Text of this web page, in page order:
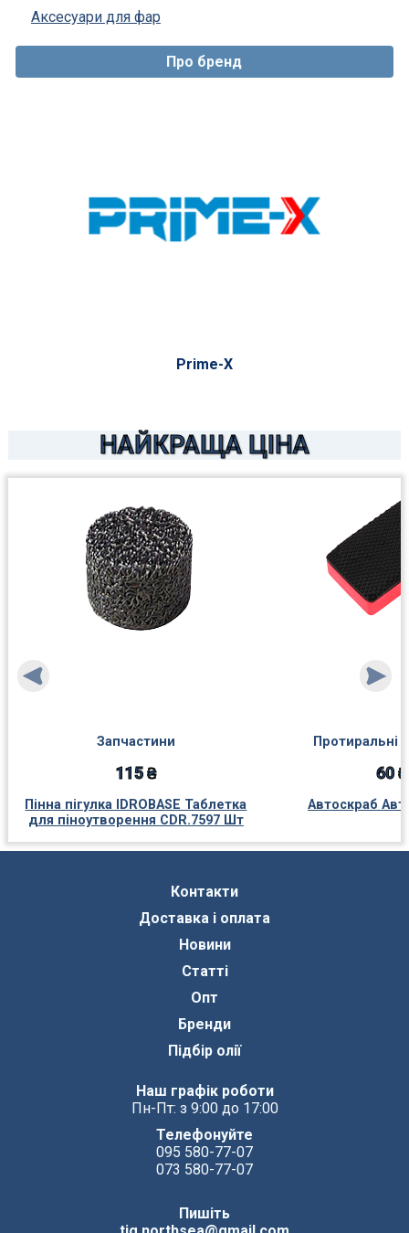
Аксесуари для фар
Про бренд
Prime-X
НАЙКРАЩА ЦІНА
Запчастини
115 ₴
Пінна пігулка IDROBASE Таблетка
для піноутворення CDR.7597 Шт
Протиральні
60 ₴
Автоскраб
Контакти
Доставка і оплата
Новини
Статті
Опт
Бренди
Підбір олії
Наш графік роботи
Пн-Пт: з 9:00 до 17:00
Телефонуйте
095 580-77-07
073 580-77-07
Пишіть